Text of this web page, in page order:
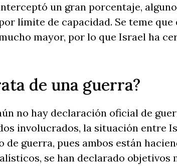
un gran porcentaje,
límite de capacidad. Se teme
mayor, por lo que Israel ha
de una guerra?
no hay declaración oficial de
involucrados, la situación entre
de guerra, pues ambos están
se han declarado objetivos